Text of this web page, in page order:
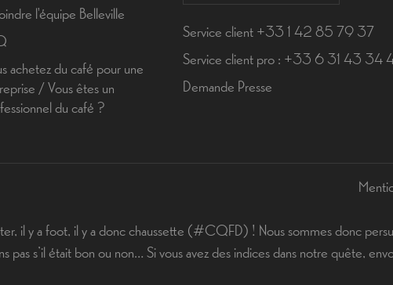
l'équipe Belleville
achetez du café pour une
/ Vous êtes un
du café ?
Service client +33 1 42 85 79 37
Service client pro : +33 6 31 43 34
Demande Presse
il y a foot, il y a donc chaussette (#CQFD) ! Nous sommes donc
pas s’il était bon ou non… Si vous avez des indices dans notre quête,